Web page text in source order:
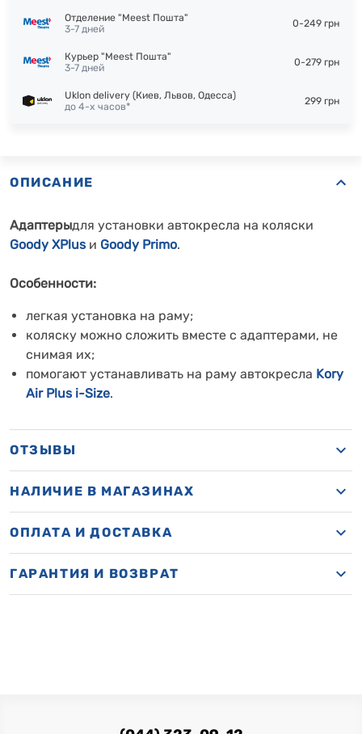
Отделение "Meest Пошта"
3-7 дней
0-249 грн
Курьер "Meest Пошта"
3-7 дней
0-279 грн
Uklon delivery (Киев, Львов, Одесса)
до 4-х часов*
299 грн
ОПИСАНИЕ
Адаптерыдля установки автокресла на коляски
Goody XPlus и Goody Primo.
Особенности:
легкая установка на раму;
коляску можно сложить вместе с адаптерами, не
снимая их;
помогают устанавливать на раму автокресла Kory
Air Plus i-Size.
ОТЗЫВЫ
НАЛИЧИЕ В МАГАЗИНАХ
ОПЛАТА И ДОСТАВКА
ГАРАНТИЯ И ВОЗВРАТ